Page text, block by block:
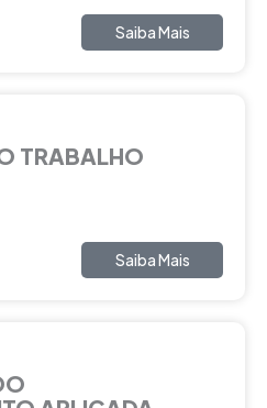
Saiba Mais
TRABALHO
Saiba Mais